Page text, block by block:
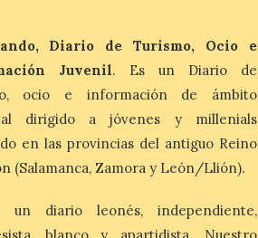
Última llamada: Eclipse
total del 12 de agosto.
Dónde alojarse y a qué
precio
7 Ago 2026
León es la provincia más
pero también una de las
más agotadas: solo un 4%
de alojamientos libres.
Diario de Turismo, Ocio e
Juvenil. Es un Diario de
ocio e información de ámbito
dirigido a jóvenes y millenials
en las provincias del antiguo Reino
(Salamanca, Zamora y León/Llión).
un diario leonés, independiente,